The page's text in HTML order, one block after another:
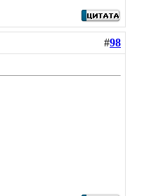
#98